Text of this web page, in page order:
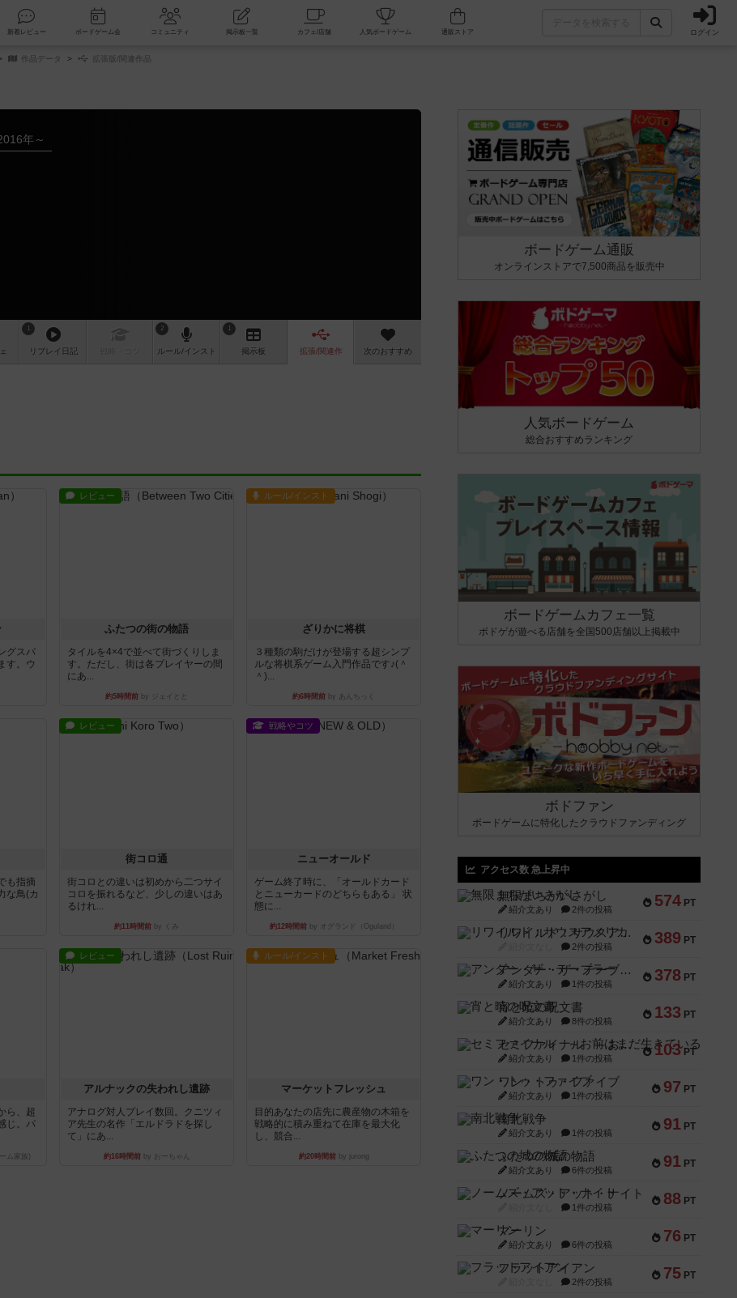
検索 新着レビュー ボードゲーム会 コミュニティ 掲示板一覧 カフェ/店舗 人気ボードゲーム ログイン
作品データ 拡張版/関連作品
年～
1
リプレイ 日記
2
ルール/インスト
1
掲示板 拡張/関連作 次のおすすめ
グスパ
す。ウ
レビュー
ふたつの街の物語
タイルを4×4で並べて街づくりしま
す。ただし、街は各プレイヤーの間
にあ...
約5時間前 by ジェイとと
ルール/インスト
ざりかに将棋
３種類の駒だけが登場する超シンプ
ルな将棋系ゲーム入門作品です♪(＾
＾)...
約6時間前 by あんちっく
も指摘
な鳥(カ
レビュー
街コロ通
街コロとの違いは初めから二つサイ
コロを振れるなど、少しの違いはあ
るけれ...
約11時間前 by くみ
戦略やコツ
ニューオールド
ゲーム終了時に、「オールドカード
とニューカードのどちらもある」 状
態に...
約12時間前by オグランド（Oguland）
ら、超
じ。パ
ム家族)
レビュー
アルナックの失われし遺跡
アナログ対人プレイ数回。クニツィ
ア先生の名作「エルドラドを探し
て」にあ...
約16時間前by おーちゃん
ルール/インスト
マーケットフレッシュ
目的あなたの店先に農産物の木箱を
戦略的に積み重ねて在庫を最大化
し、競合...
約20時間前by jurong
ボードゲーム通販
オンラインストアで7,500商品を販売中
人気ボードゲーム
総合おすすめランキング
ボードゲームカフェ一覧
ボドゲが遊べる店舗を全国500店舗以上掲載中
ボドファン
ボードゲームに特化したクラウドファンディング
アクセス数 急上昇中
574 PT
無限まちがいさがし
紹介文あり 2件の投稿
389 PT
リワイルド：サウスアメリカ
2件の投稿
378 PT
アンダー・ザ・テーブラー
紹介文あり 1件の投稿
133 PT
宵と暁の呪文書
紹介文あり 8件の投稿
103 PT
セミファイナル ～お前はまだ生きている～
紹介文あり 1件の投稿
97 PT
ワン・トゥ・ファイブ
紹介文あり 1件の投稿
91 PT
南北戦争
紹介文あり 1件の投稿
91 PT
ふたつの城の物語
紹介文あり 6件の投稿
88 PT
ノームズ・アット・ナイト
1件の投稿
76 PT
マーリン
紹介文あり 6件の投稿
75 PT
フラットアイアン
2件の投稿